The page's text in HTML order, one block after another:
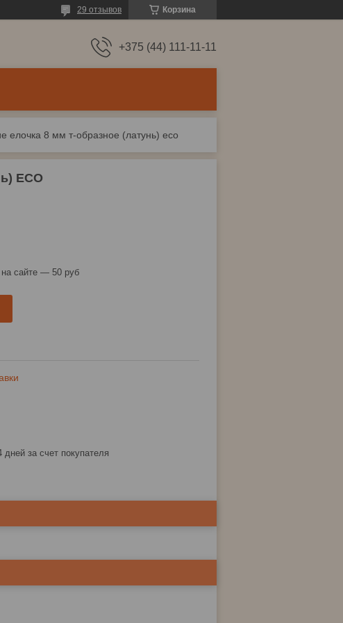
Корзина
29 отзывов
+375 (44) 111-11-11
елочка 8 мм т-образное (латунь) eco
ECO
сайте — 50 руб
дней за счет покупателя